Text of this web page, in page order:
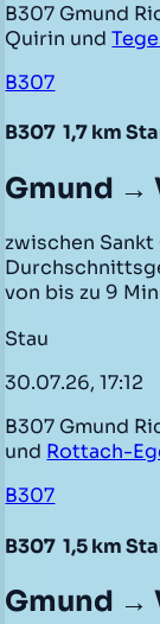
B307 Gmund
Quirin und
B307
B307 1,7 km
Gmund →
zwischen
von bis zu 9
Stau
30.07.26, 17:12
B307 Gmund
und Rottach-
B307
B307 1,5 km
Gmund →